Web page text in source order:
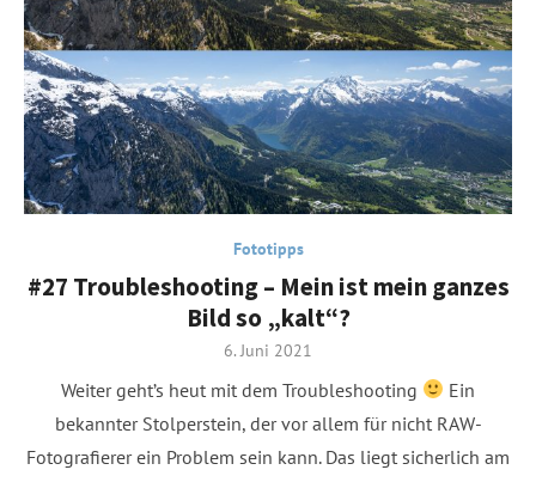
Fototipps
#27 Troubleshooting – Mein ist mein ganzes
Bild so „kalt“?
Posted
6. Juni 2021
Weiter geht’s heut mit dem Troubleshooting
Ein
bekannter Stolperstein, der vor allem für nicht RAW-
Fotografierer ein Problem sein kann. Das liegt sicherlich am